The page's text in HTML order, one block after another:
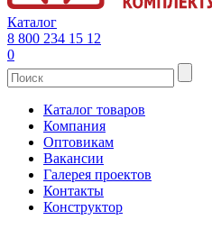
Каталог
8 800 234 15 12
0
Каталог товаров
Компания
Оптовикам
Вакансии
Галерея проектов
Контакты
Конструктор